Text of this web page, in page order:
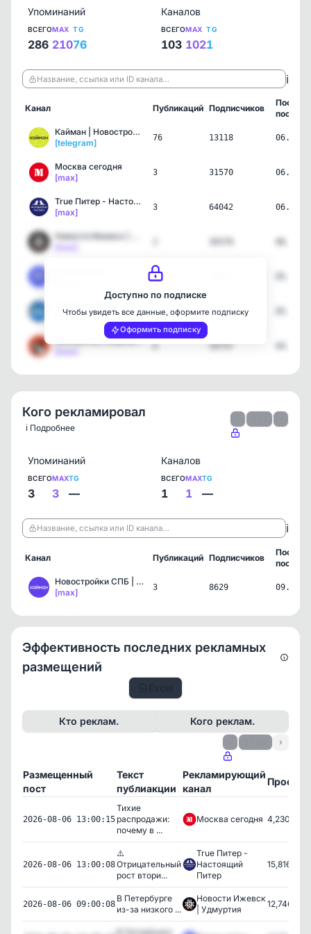
Упоминаний
ВСЕГО
286
MAX
210
TG
76
Каналов
ВСЕГО
103
MAX
102
TG
1
Название, ссылка или ID канала… ℹ️
Канал Публикаций Подписчиков
пост
Кайман | Новостройки Мос…
[telegram]
76 13118
Москва сегодня
[max]
3 31570
True Питер - Настоящий П…
[max]
3 64042
3
[max]
3 16531
Москва без кошелька - аф…
6 34737
Доступно по подписке
Чтобы увидеть все данные, оформите подписку
Оформить подписку
Кого рекламировал
ℹ️ Подробнее
Упоминаний
ВСЕГО
3
MAX
3
TG
—
Каналов
ВСЕГО
1
MAX
1
TG
—
Название, ссылка или ID канала… ℹ️
Канал Публикаций Подписчиков
пост
Новостройки СПБ | Кайман
[max]
3 8629
Эффективность последних рекламных
размещений
Кто реклам. Кого реклам.
›
Размещенный
пост
Текст
публиакции
Рекламирующий
канал
2026-08-06 13:00:15
Тихие
распродажи:
почему в ...
Москва сегодня 4,230
2026-08-06 13:00:08
⚠️
Отрицательный
рост втори...
True Питер -
Настоящий
Питер
15,816
2026-08-06 09:00:08
В Петербурге
из-за низкого ...
Новости Ижевск
| Удмуртия
12,746